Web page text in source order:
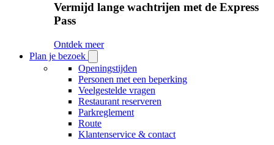
Vermijd lange wachtrijen met de Express
Pass
Ontdek meer
Plan je bezoek
Plan
je
bezoek
submenu
Openingstijden
Personen met een beperking
Veelgestelde vragen
Restaurant reserveren
Parkreglement
Route
Klantenservice & contact